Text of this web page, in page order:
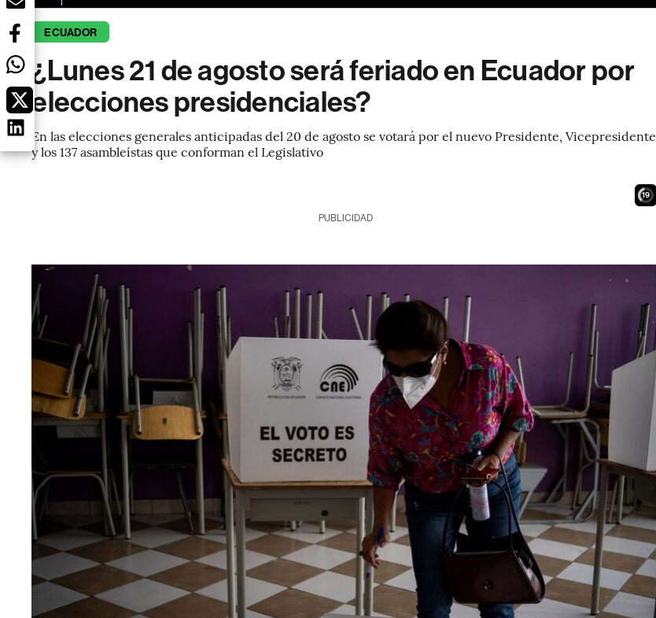
ECUADOR
¿Lunes 21 de agosto será feriado en Ecuador por
elecciones presidenciales?
En las elecciones generales anticipadas del 20 de agosto se votará por el nuevo Presidente, Vicepresidente
y los 137 asambleístas que conforman el Legislativo
18
PUBLICIDAD